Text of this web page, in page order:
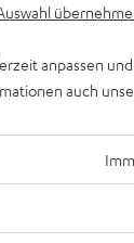
anpassen
auch